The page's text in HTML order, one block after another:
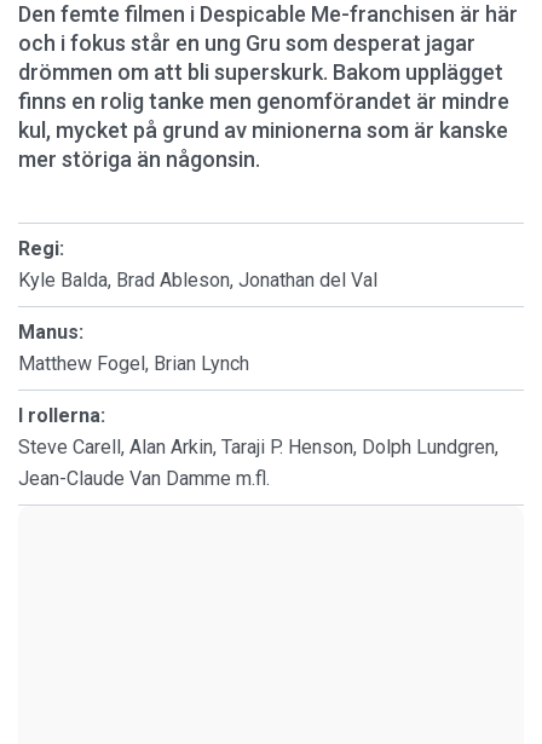
Den femte filmen i Despicable Me-franchisen är här
och i fokus står en ung Gru som desperat jagar
drömmen om att bli superskurk. Bakom upplägget
finns en rolig tanke men genomförandet är mindre
kul, mycket på grund av minionerna som är kanske
mer störiga än någonsin.
Regi:
Kyle Balda, Brad Ableson, Jonathan del Val
Manus:
Matthew Fogel, Brian Lynch
I rollerna:
Steve Carell, Alan Arkin, Taraji P. Henson, Dolph Lundgren,
Jean-Claude Van Damme m.fl.